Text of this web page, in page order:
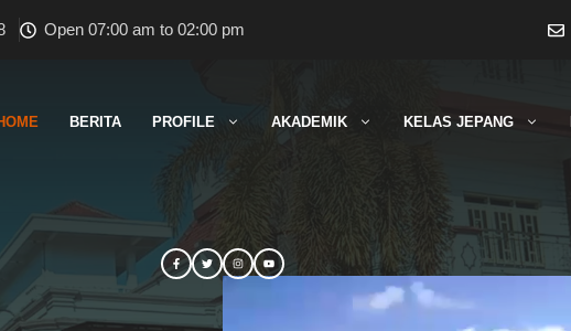
Open 07:00 am to 02:00 pm
BERITA PROFILE AKADEMIK KELAS JEPANG